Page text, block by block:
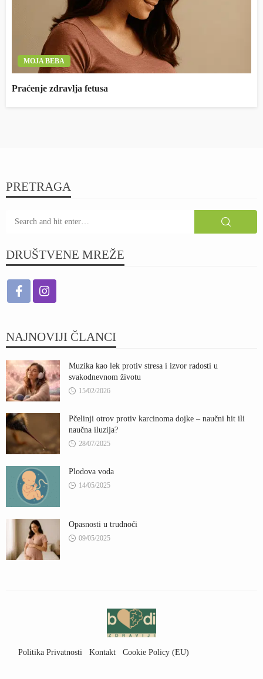
MOJA BEBA
Praćenje zdravlja fetusa
PRETRAGA
DRUŠTVENE MREŽE
NAJNOVIJI ČLANCI
Muzika kao lek protiv stresa i izvor radosti u
svakodnevnom životu
15/02/2026
Pčelinji otrov protiv karcinoma dojke – naučni hit ili
naučna iluzija?
28/07/2025
Plodova voda
14/05/2025
Opasnosti u trudnoći
09/05/2025
Politika Privatnosti Kontakt Cookie Policy (EU)